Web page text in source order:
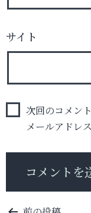
サイト
次回のコメン
メールアドレ